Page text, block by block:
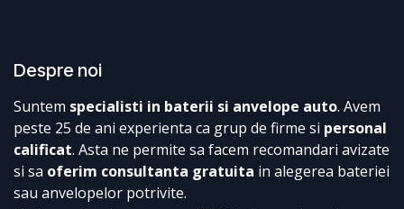
Despre noi
Suntem specialisti in baterii si anvelope auto. Avem
peste 25 de ani experienta ca grup de firme si personal
calificat. Asta ne permite sa facem recomandari avizate
si sa oferim consultanta gratuita in alegerea bateriei
sau anvelopelor potrivite.